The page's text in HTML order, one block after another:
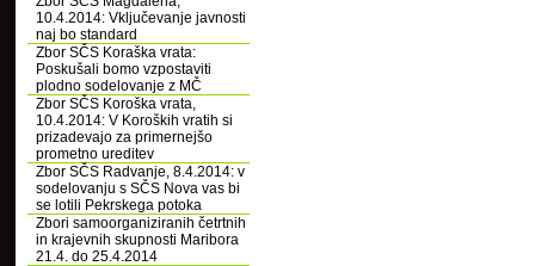
10.4.2014: Vključevanje javnosti
naj bo standard
Zbor SČS Koraška vrata:
Poskušali bomo vzpostaviti
plodno sodelovanje z MČ
Zbor SČS Koroška vrata,
10.4.2014: V Koroških vratih si
prizadevajo za primernejšo
prometno ureditev
Zbor SČS Radvanje, 8.4.2014: v
sodelovanju s SČS Nova vas bi
se lotili Pekrskega potoka
Zbori samoorganiziranih četrtnih
in krajevnih skupnosti Maribora
21.4. do 25.4.2014